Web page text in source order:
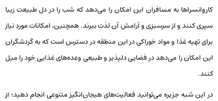
کاروانسراها به مسافران این امکان را می‌دهد که شب را در دل طبیعت زیبا
سپری کنند و از سرسبزی و آرامش آن لذت ببرند. همچنین، امکانات مورد نیاز
برای تهیه غذا و مواد خوراکی در این منطقه در دسترس است که به گردشگران
این امکان را می‌دهد در فضایی دلپذیر و طبیعی وعده‌های غذایی خود را میل
کنند.
در این شبه جزیره می‌توانید فعالیت‌های هیجان‌انگیز متنوعی انجام دهید؛ از